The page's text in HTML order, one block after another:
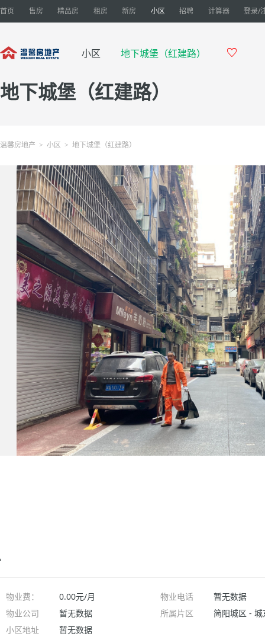
首页 售房 精品房 租房 新房 小区 招聘 计算器 登录/
小区 地下城堡（红建路） 
地下城堡（红建路）
温馨房地产 > 小区 > 地下城堡（红建路）
物业费： 0.00元/月 物业电话
暂无数据
物业公司
暂无数据 所属片区
简阳城区 - 城
小区地址
暂无数据